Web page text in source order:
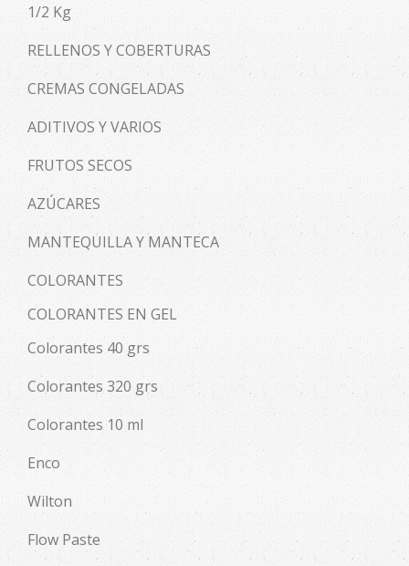
1/2 Kg
RELLENOS Y COBERTURAS
CREMAS CONGELADAS
ADITIVOS Y VARIOS
FRUTOS SECOS
AZÚCARES
MANTEQUILLA Y MANTECA
COLORANTES
COLORANTES EN GEL
Colorantes 40 grs
Colorantes 320 grs
Colorantes 10 ml
Enco
Wilton
Flow Paste